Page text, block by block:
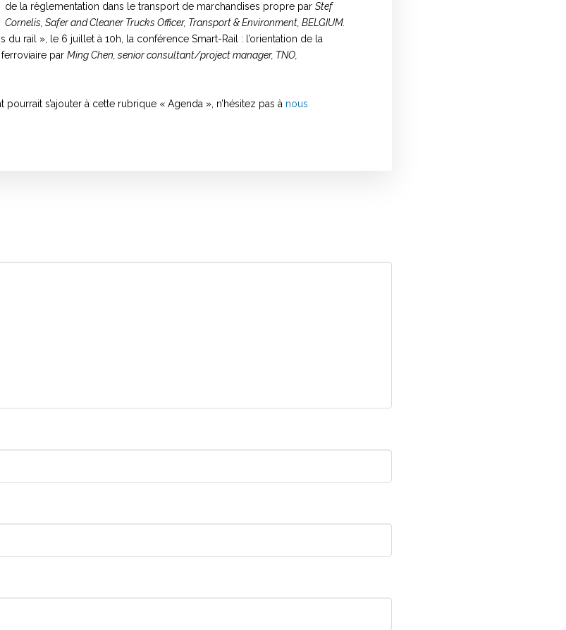
de la règlementation dans le transport de marchandises propre parStef
Cornelis, Safer and Cleaner Trucks Officer, Transport & Environment, BELGIUM.
rail », le 6 juillet à 10h, la conférence Smart-Rail : l’orientation de la
par Ming Chen, senior consultant/project manager, TNO,
s’ajouter à cette rubrique « Agenda », n’hésitez pas à nous